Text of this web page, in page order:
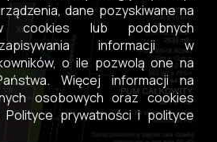
dane pozyskiwane na
cookies lub podobnych
informacji w
o ile pozwolą one na
Więcej informacji na
osobowych oraz cookies
prywatności i polityce